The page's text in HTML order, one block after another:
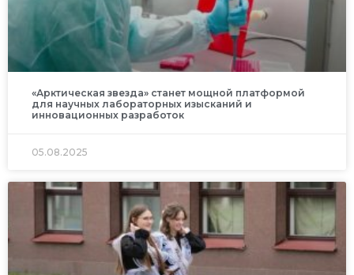
«Арктическая звезда» станет мощной платформой
для научных лабораторных изысканий и
инновационных разработок
05.08.2025